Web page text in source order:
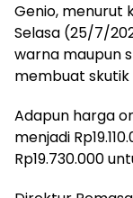
Genio, menurut
Selasa (25/7/
warna maupun
membuat
Adapun harga
menjadi
Rp19.730.000